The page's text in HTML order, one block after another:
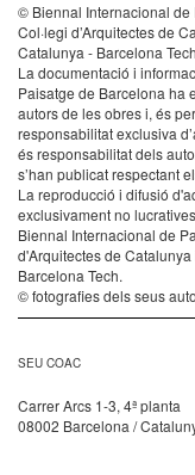
© Biennal Internacional de
Col·legi d’Arquitectes de
Catalunya - Barcelona
La documentació i
Paisatge de Barcelona ha
autors de les obres i, és
responsabilitat exclusiva
és responsabilitat dels
s’han publicat respectant
La reproducció i difusió
exclusivament no
Biennal Internacional de
d'Arquitectes de
Barcelona Tech.
© fotografies dels seus
SEU COAC
Carrer Arcs 1-3, 4ª planta
08002 Barcelona /